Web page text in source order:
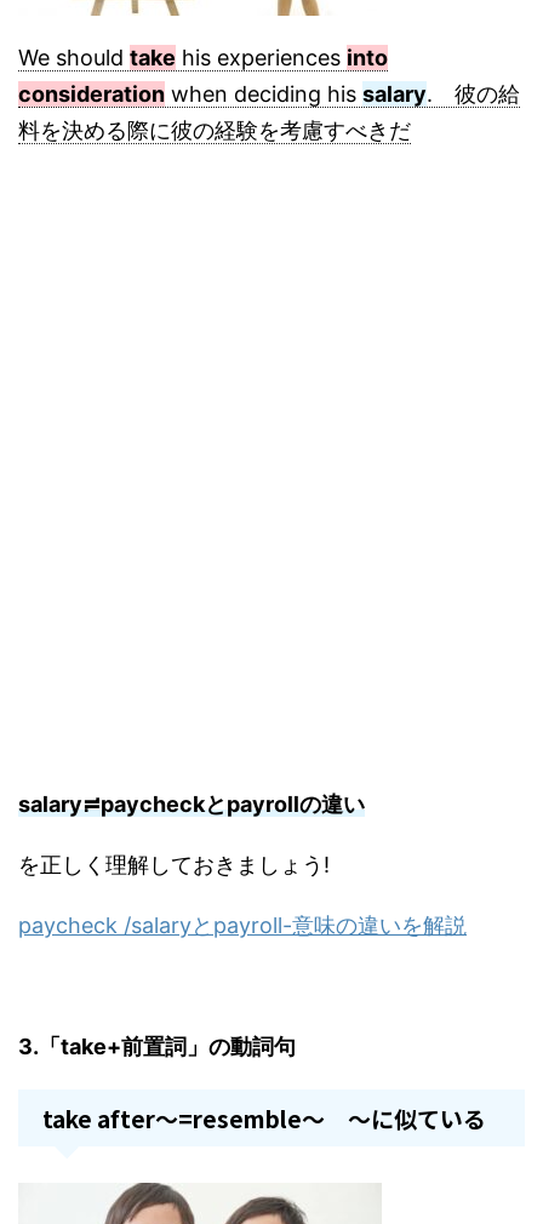
We should take his experiences into
consideration when deciding his salary. 彼の給
料を決める際に彼の経験を考慮すべきだ
salary≓paycheckとpayrollの違い
を正しく理解しておきましょう!
paycheck /salaryとpayroll-意味の違いを解説
3.「take+前置詞」の動詞句
take after～=resemble～ ～に似ている